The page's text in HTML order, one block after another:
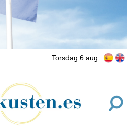
Torsdag 6 aug